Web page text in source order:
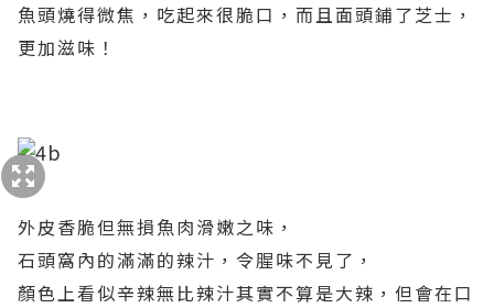
魚頭燒得微焦，吃起來很脆口，而且面頭鋪了芝士，
更加滋味！
外皮香脆但無損魚肉滑嫩之味，
石頭窩內的滿滿的辣汁，令腥味不見了，
顏色上看似辛辣無比辣汁其實不算是大辣，但會在口